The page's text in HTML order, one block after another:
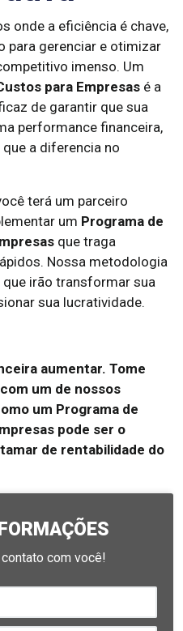
onde a eficiência é chave,
para gerenciar e otimizar
imenso. Um
para Empresas é a
de garantir que sua
performance financeira,
a diferencia no
terá um parceiro
um Programa de
que traga
Nossa metodologia
irão transformar sua
sua lucratividade.
aumentar. Tome
um de nossos
um Programa de
pode ser o
de rentabilidade do
com você!